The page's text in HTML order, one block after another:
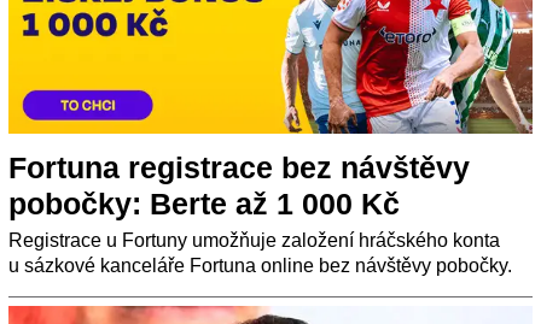
Fortuna registrace bez návštěvy
pobočky: Berte až 1 000 Kč
Registrace u Fortuny umožňuje založení hráčského konta
u sázkové kanceláře Fortuna online bez návštěvy pobočky.